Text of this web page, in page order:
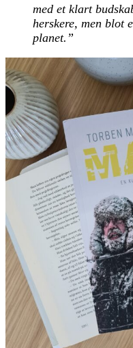
med et klart
herskere, men blot
planet.”